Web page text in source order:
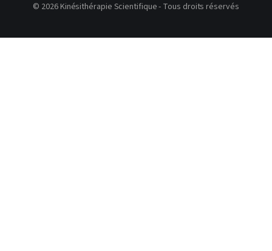
© 2026 Kinésithérapie Scientifique - Tous droits réservés